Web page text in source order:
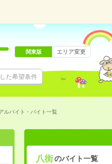
た希望条件
関東版 エリア変更
ルバイト・バイト一覧
八街のバイト一覧